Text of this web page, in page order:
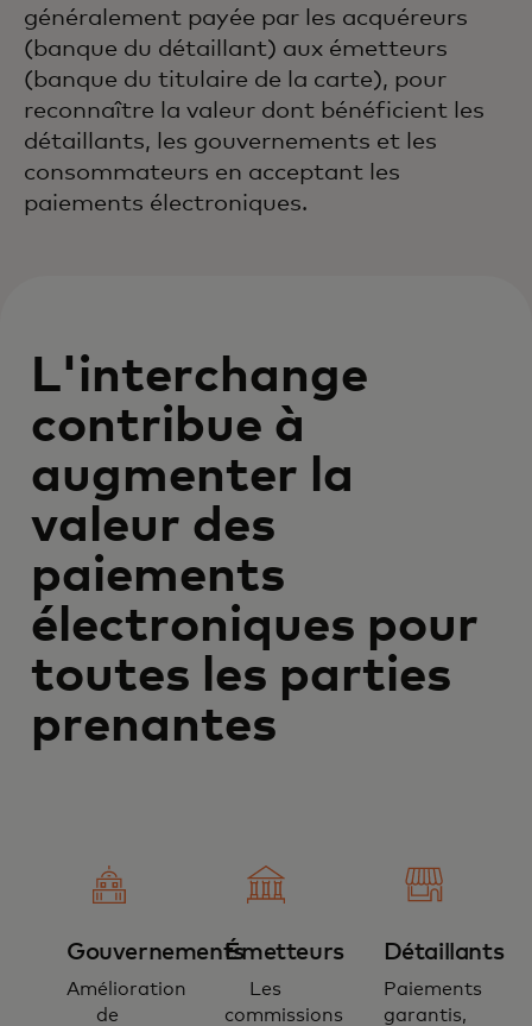
généralement payée par les acquéreurs
(banque du détaillant) aux émetteurs
(banque du titulaire de la carte), pour
reconnaître la valeur dont bénéficient les
détaillants, les gouvernements et les
consommateurs en acceptant les
paiements électroniques.
L'interchange
contribue à
augmenter la
valeur des
paiements
électroniques pour
toutes les parties
prenantes
Gouvernements
Amélioration
de
Émetteurs
Les
commissions
Détaillants
Paiements
garantis,